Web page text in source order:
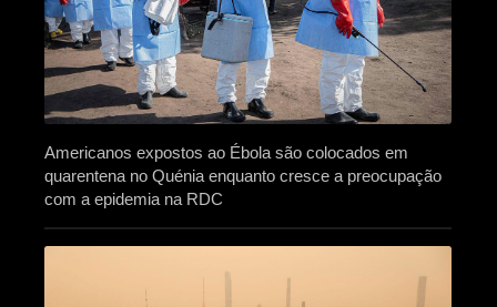
Americanos expostos ao Ébola são colocados em
quarentena no Quénia enquanto cresce a preocupação
com a epidemia na RDC